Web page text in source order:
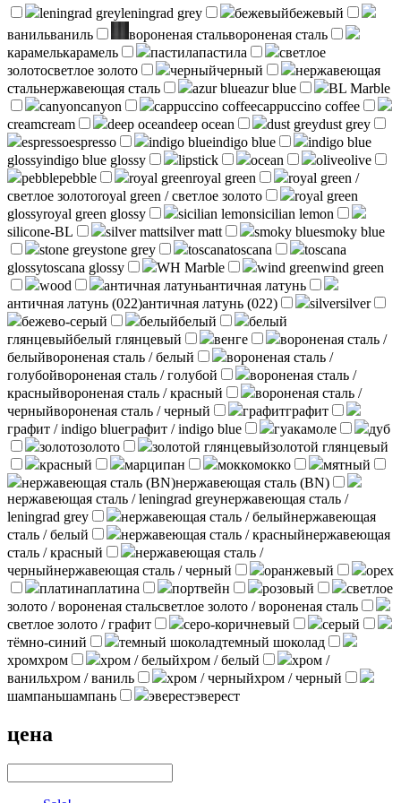
leningrad greyleningrad grey бежевыйбежевый
ванильваниль вороненая стальвороненая сталь
карамелькарамель пастилапастила
светлое
золотосветлое золото черныйчерный
нержавеющая
стальнержавеющая сталь azur blueazur blue
BL Marble
canyoncanyon cappuccino coffeecappuccino coffee
creamcream deep oceandeep ocean dust greydust grey
espressoespresso indigo blueindigo blue
indigo blue
glossyindigo blue glossy lipstick ocean oliveolive
pebblepebble royal greenroyal green
royal green /
светлое золотоroyal green / светлое золото
royal green
glossyroyal green glossy sicilian lemonsicilian lemon
silicone-BL
silver mattsilver matt smoky bluesmoky blue
stone greystone grey toscanatoscana
toscana
glossytoscana glossy WH Marble wind greenwind green
wood
античная латуньантичная латунь
античная латунь (022)античная латунь (022) silversilver
бежево-серый
белыйбелый
белый
глянцевыйбелый глянцевый венге
вороненая сталь /
белыйвороненая сталь / белый
вороненая сталь /
голубойвороненая сталь / голубой
вороненая сталь /
красныйвороненая сталь / красный
вороненая сталь /
черныйвороненая сталь / черный графитграфит
графит / indigo blueграфит / indigo blue гуакамоле
дуб
золотозолото золотой глянцевыйзолотой глянцевый
красный
марципан моккомокко
мятный
нержавеющая сталь (BN)нержавеющая сталь (BN)
нержавеющая сталь / leningrad greyнержавеющая сталь /
leningrad grey
нержавеющая сталь / белыйнержавеющая
сталь / белый
нержавеющая сталь / красныйнержавеющая
сталь / красный
нержавеющая сталь /
черныйнержавеющая сталь / черный оранжевый
орех
платинаплатина портвейн розовый
светлое
золото / вороненая стальсветлое золото / вороненая сталь
светлое золото / графит
серо-коричневый
серый
тёмно-синий
темный шоколадтемный шоколад
хромхром хром / белыйхром / белый
хром /
ванильхром / ваниль хром / черныйхром / черный
шампаньшампань эверестэверест
цена